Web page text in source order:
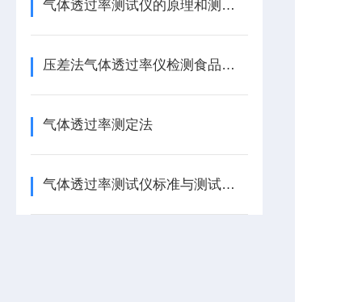
气体透过率测试仪的原理和测试方法
压差法气体透过率仪检测食品包装的阻氧性能
气体透过率测定法
气体透过率测试仪标准与测试原理